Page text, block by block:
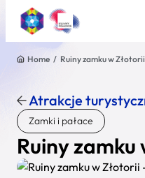
Znajdź atrakcję
Nazwa atrakcji
Miasto
Home / Ruiny zamku w Złotorii
Atrakcje
Zamki i pałace
Ruiny zamku